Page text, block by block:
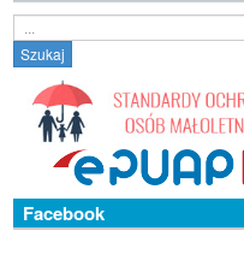
Szukaj
Facebook